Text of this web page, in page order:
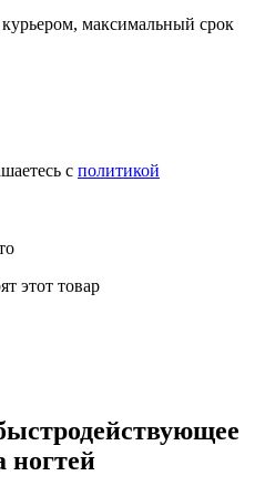
максимальный срок
с политикой
этот товар
ногтей